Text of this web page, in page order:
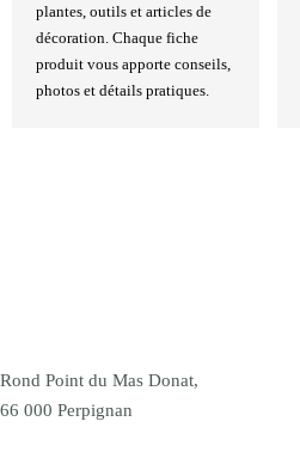
plantes, outils et articles de
décoration. Chaque fiche
produit vous apporte conseils,
photos et détails pratiques.
Rond Point du Mas Donat,
66 000 Perpignan